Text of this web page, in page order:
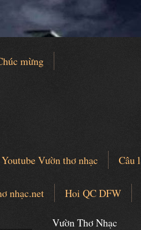
mừng
Vườn thơ nhạc
Câu
nhạc.net Hoi QC DFW
Vườn Thơ Nhạc